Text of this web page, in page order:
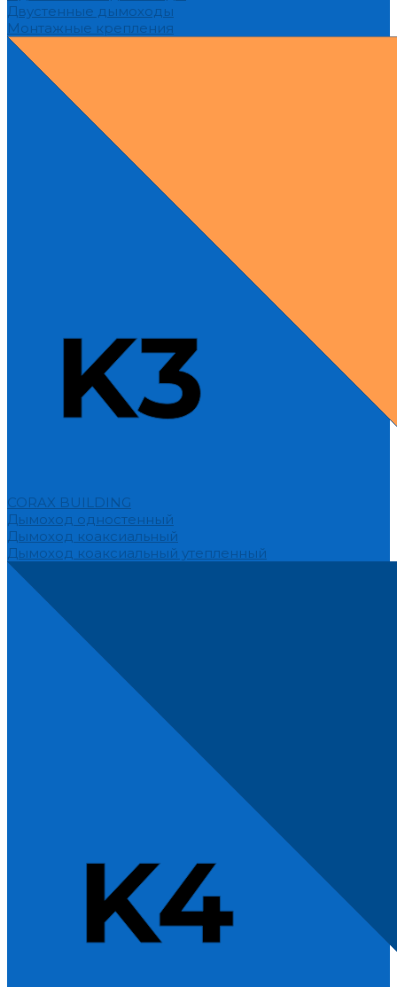
Двустенные дымоходы
Монтажные крепления
CORAX BUILDING
Дымоход одностенный
Дымоход коаксиальный
Дымоход коаксиальный утепленный